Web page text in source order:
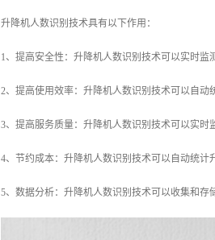
升降机人数识别技术具有以下作用：
1、提高安全性：升降机人数识别技术可以实时监
2、提高使用效率：升降机人数识别技术可以自动
3、提高服务质量：升降机人数识别技术可以实时
4、节约成本：升降机人数识别技术可以自动统计
5、数据分析：升降机人数识别技术可以收集和存